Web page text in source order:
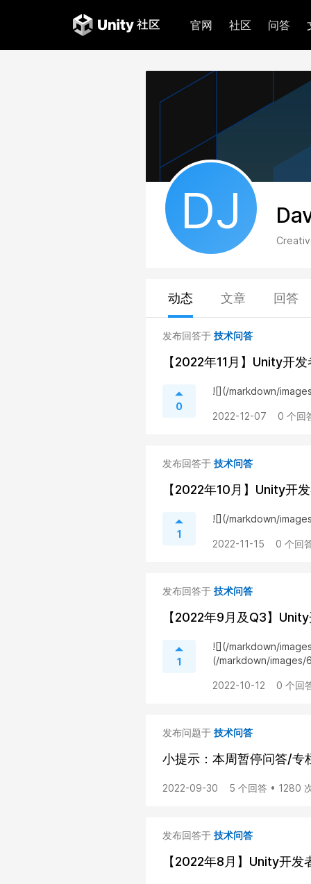
官网 社区 问答
DJ
动态 文章 回答
发布回答于 技术问答
【2022年11月】Unity开
0
![](/markdown/
2022-12-07 0 个回
发布回答于 技术问答
【2022年10月】Unity开
1
![](/markdown/
2022-11-15 0 个回
发布回答于 技术问答
【2022年9月及Q3】
1
![](/markdown/
(/markdown/
2022-10-12 0 个回
发布问题于 技术问答
小提示：本周暂停问答/专
2022-09-30 5 个回答 • 1280
发布回答于 技术问答
【2022年8月】Unity开